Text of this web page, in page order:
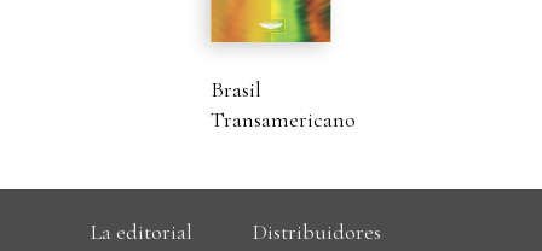
Brasil
Transamericano
La editorial
Distribuidores